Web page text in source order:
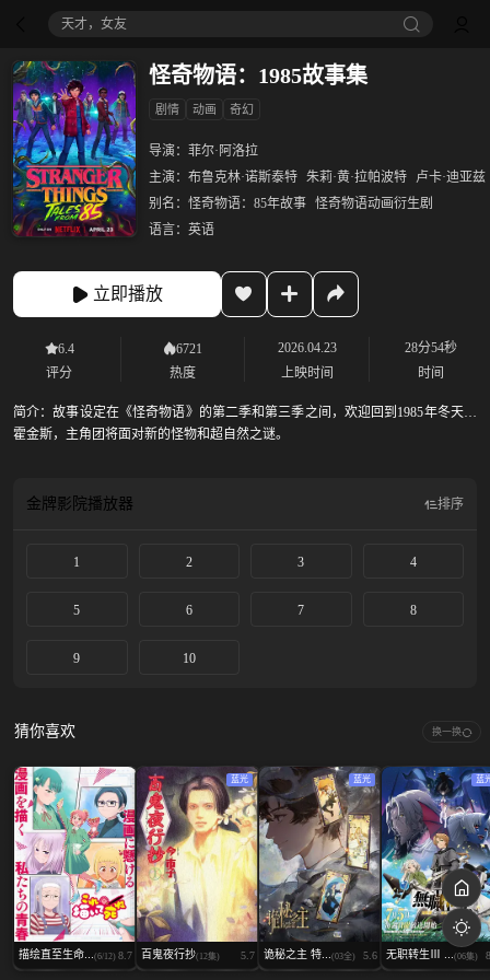
天才，女友
怪奇物语：1985故事集
剧情 动画 奇幻
导演： 菲尔·阿洛拉
主演： 布鲁克林·诺斯泰特 朱莉·黄·拉帕波特
卢卡·迪亚兹
别名： 怪奇物语：85年故事 怪奇物语动画衍生剧
语言： 英语
立即播放
6.4
评分
6721
热度
2026.04.23
上映时间
28分54秒
时间
简介：故事设定在《怪奇物语》的第二季和第三季之间，欢迎回到1985年冬天的
霍金斯，主角团将面对新的怪物和超自然之谜。
金牌影院播放器 排序
1 2 3 4
5 6 7 8
9 10
猜你喜欢 换一换
描绘直至生命... (6/12) 8.7
蓝光
百鬼夜行抄(12集) 5.7
蓝光
诡秘之主 特... (03全) 5.6
蓝
无职转生Ⅲ ... (06集)